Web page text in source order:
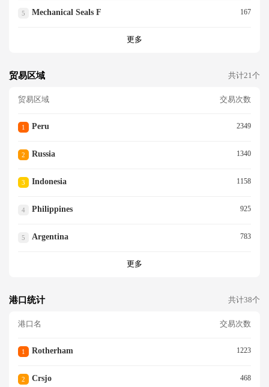
5 Mechanical Seals F 167
更多
贸易区域 共计21个
贸易区域 交易次数
1 Peru 2349
2 Russia 1340
3 Indonesia 1158
4 Philippines 925
5 Argentina 783
更多
港口统计 共计38个
港口名 交易次数
1 Rotherham 1223
2 Crsjo 468